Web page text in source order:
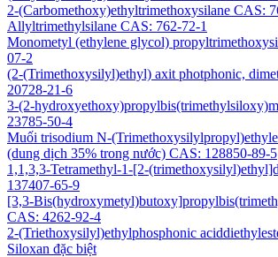
2-(Carbomethoxy)ethyltrimethoxysilane CAS:
Allyltrimethylsilane CAS: 762-72-1
Monometyl (ethylene glycol)
07-2
(2-(Trimethoxysilyl)ethyl) axit photphonic,
20728-21-6
3-(2-
23785-50-4
Muối trisodium N-
(dung dịch 35% trong nước) CAS: 128850-89-5
1,1,3,3-Tetramethyl-1-[2-
137407-65-9
[3,3-
CAS: 4262-92-4
2-(Triethoxysilyl)ethylphosphonic
Siloxan đặc biệt